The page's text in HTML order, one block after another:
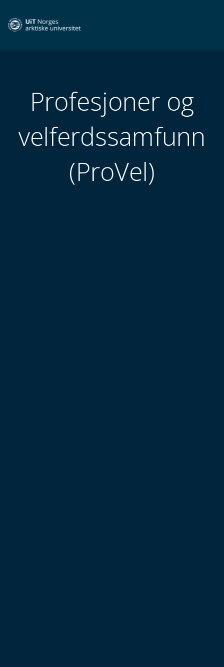
Profesjoner og
velferdssamfunn
(ProVel)